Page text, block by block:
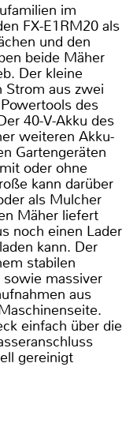
im
FX-E1RM20 als
und den
beide Mäher
Der kleine
Strom aus zwei
des
40-V-Akku des
weiteren Akku-
Gartengeräten
oder ohne
kann darüber
als Mulcher
Mäher liefert
noch einen Lader
kann. Der
stabilen
sowie massiver
aus
einfach über die
gereinigt